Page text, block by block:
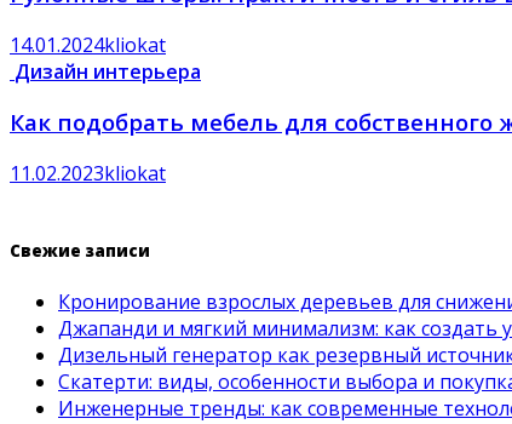
14.01.2024kliokat
Дизайн интерьера
Как подобрать мебель для собственного
11.02.2023kliokat
Свежие записи
Кронирование взрослых деревьев для
Джапанди и мягкий минимализм: как
Дизельный генератор как резервный
Скатерти: виды, особенности выбора и
Инженерные тренды: как современные